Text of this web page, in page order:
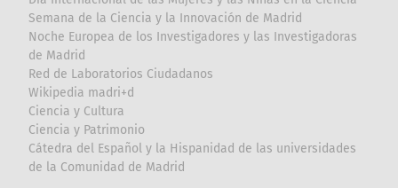
Semana de la Ciencia y la Innovación de Madrid
Noche Europea de los Investigadores y las Investigadoras
de Madrid
Red de Laboratorios Ciudadanos
Wikipedia madri+d
Ciencia y Cultura
Ciencia y Patrimonio
Cátedra del Español y la Hispanidad de las universidades
de la Comunidad de Madrid